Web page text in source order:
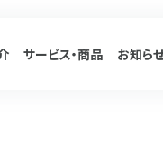
サービス・商品 お知ら